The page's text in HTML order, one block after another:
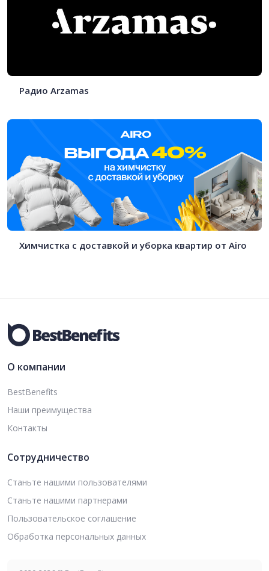
Радио Arzamas
Химчистка с доставкой и уборка квартир от Airo
О компании
BestBenefits
Наши преимущества
Контакты
Сотрудничество
Станьте нашими пользователями
Станьте нашими партнерами
Пользовательское соглашение
Обработка персональных данных